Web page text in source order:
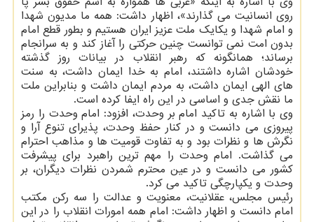
روی انسانیت می گذارند»، اظهار داشت: همه ما مدیون شهدا
و امام شهدا و یکایک ملت عزیز ایران هستیم و بطور قطع امام
بدون امت نمی توانست چنین حرکتی را آغاز کند و به سرانجام
برساند؛ همانگونه که رهبر انقلاب در بیانات روز گذشته
خودشان اشاره داشتند، امام به خدا ایمان داشت، به سنت
های الهی ایمان داشت، به مردم ایمان داشت و بنابراین ملت
ما نقش جدی و اساسی در این راه ایفا کرده است.
وی با اشاره به تاکید امام بر وحدت، افزود: امام وحدت را رمز
پیروزی می دانست و در کنار حفظ وحدت، پذیرای تنوع آرا و
نگرش ها و نظرات بود و به تفاوت قومیت ها و مذاهب احترام
می گذاشت. امام وحدت را مهم ترین راهبرد برای پیشرفت
کشور می دانست و در عین محترم شمردن نظرات دیگران، بر
وحدت و یکپارچگی تاکید می کرد.
رئیس مجلس، عقلانیت، معنویت و عدالت را سه رکن مکتب
امام دانست و اظهار داشت: امام همه امورات انقلاب را در این